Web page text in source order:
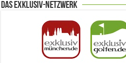
Das Exklusiv-Netzwerk